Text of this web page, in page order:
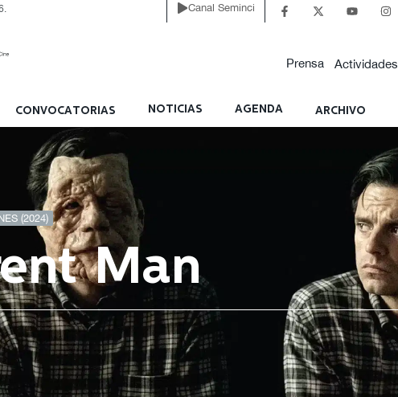
Canal Seminci
Prensa Actividades
CONVOCATORIAS NOTICIAS AGENDA ARCHIVO
(2024)
Man